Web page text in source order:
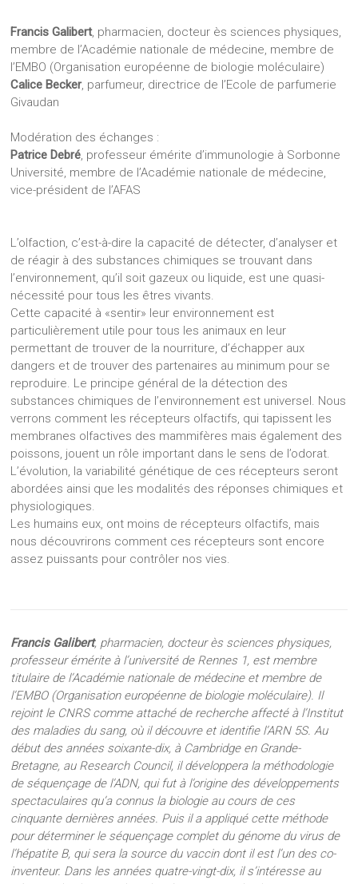
Francis Galibert, pharmacien, docteur ès sciences physiques,
membre de l’Académie nationale de médecine, membre de
l’EMBO (Organisation européenne de biologie moléculaire)
Calice Becker, parfumeur, directrice de l’Ecole de parfumerie
Givaudan
Modération des échanges :
Patrice Debré, professeur émérite d’immunologie à Sorbonne
Université, membre de l’Académie nationale de médecine,
vice-président de l’AFAS
L’olfaction, c’est-à-dire la capacité de détecter, d’analyser et
de réagir à des substances chimiques se trouvant dans
l’environnement, qu’il soit gazeux ou liquide, est une quasi-
nécessité pour tous les êtres vivants.
Cette capacité à «sentir» leur environnement est
particulièrement utile pour tous les animaux en leur
permettant de trouver de la nourriture, d’échapper aux
dangers et de trouver des partenaires au minimum pour se
reproduire. Le principe général de la détection des
substances chimiques de l’environnement est universel. Nous
verrons comment les récepteurs olfactifs, qui tapissent les
membranes olfactives des mammifères mais également des
poissons, jouent un rôle important dans le sens de l’odorat.
L’évolution, la variabilité génétique de ces récepteurs seront
abordées ainsi que les modalités des réponses chimiques et
physiologiques.
Les humains eux, ont moins de récepteurs olfactifs, mais
nous découvrirons comment ces récepteurs sont encore
assez puissants pour contrôler nos vies.
Francis Galibert, pharmacien, docteur ès sciences physiques,
professeur émérite à l’université de Rennes 1, est membre
titulaire de l’Académie nationale de médecine et membre de
l’EMBO (Organisation européenne de biologie moléculaire). Il
rejoint le CNRS comme attaché de recherche affecté à l’Institut
des maladies du sang, où il découvre et identifie l’ARN 5S. Au
début des années soixante-dix, à Cambridge en Grande-
Bretagne, au Research Council, il développera la méthodologie
de séquençage de l’ADN, qui fut à l’origine des développements
spectaculaires qu’a connus la biologie au cours de ces
cinquante dernières années. Puis il a appliqué cette méthode
pour déterminer le séquençage complet du génome du virus de
l’hépatite B, qui sera la source du vaccin dont il est l’un des co-
inventeur. Dans les années quatre-vingt-dix, il s’intéresse au